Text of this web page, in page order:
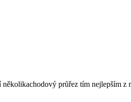
průřez tím nejlepším